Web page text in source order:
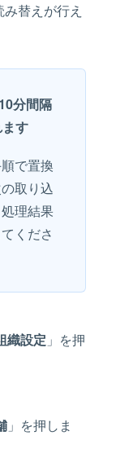
み替えが行え
分間隔
ます
で置換
取り込
理結果
てくださ
織設定 」を押
」を押しま